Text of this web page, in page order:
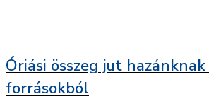
Óriási összeg jut hazánknak
forrásokból